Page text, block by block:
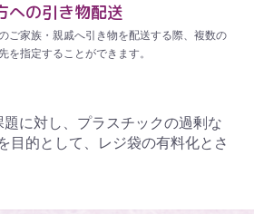
への引き物配送
ご家族・親戚へ引き物を配送する際、複数の
を指定することができます。
に対し、プラスチックの過剰な
目的として、レジ袋の有料化とさ